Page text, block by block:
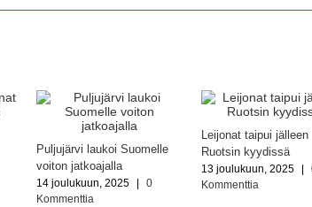
Puljujärvi laukoi Suomelle
voiton jatkoajalla
14 joulukuun, 2025
0
Kommenttia
Leijonat taipui jälleen
Ruotsin kyydissä
13 joulukuun, 2025
Kommenttia